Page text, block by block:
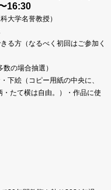
16:30
大学名誉教授）
る方（なるべく初回はご参加く
の場合抽選）
下絵（コピー用紙の中央に、
たて横は自由。）・作品に使